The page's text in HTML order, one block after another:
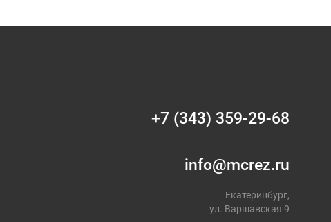
+7 (343) 359-29-68
info@mcrez.ru
Екатеринбург,
ул. Варшавская 9